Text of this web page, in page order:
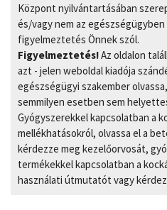
Központ nyilvántartásában
és/vagy nem az
figyelmeztetés Önnek szól.
Figyelmeztetés!Az oldalon
azt - jelen weboldal kiadója
egészségügyi szakember
semmilyen esetben sem
Gyógyszerekkel kapcsolatban a
mellékhatásokról, olvassa el a
kérdezze meg kezelőorvosát,
termékekkel kapcsolatban a
használati útmutatót vagy